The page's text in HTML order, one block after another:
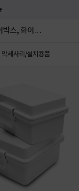
스, 화이트,
악세사리/설치용품